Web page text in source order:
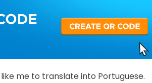
me to translate into Portuguese.